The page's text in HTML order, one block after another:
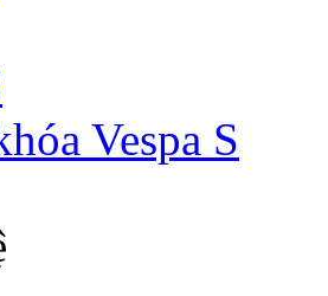
Vespa S